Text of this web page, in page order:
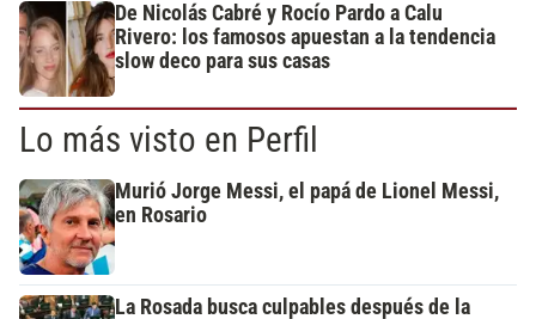
De Nicolás Cabré y Rocío Pardo a Calu
Rivero: los famosos apuestan a la tendencia
slow deco para sus casas
Lo más visto en Perfil
Murió Jorge Messi, el papá de Lionel Messi,
en Rosario
La Rosada busca culpables después de la